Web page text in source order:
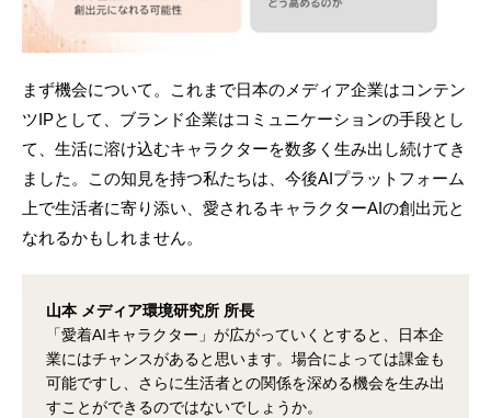
まず機会について。これまで日本のメディア企業はコンテン
ツIPとして、ブランド企業はコミュニケーションの手段とし
て、生活に溶け込むキャラクターを数多く生み出し続けてき
ました。この知見を持つ私たちは、今後AIプラットフォーム
上で生活者に寄り添い、愛されるキャラクターAIの創出元と
なれるかもしれません。
山本 メディア環境研究所 所長
「愛着AIキャラクター」が広がっていくとすると、日本企
業にはチャンスがあると思います。場合によっては課金も
可能ですし、さらに生活者との関係を深める機会を生み出
すことができるのではないでしょうか。